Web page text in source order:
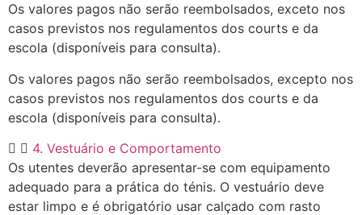
Os valores pagos não serão reembolsados, exceto nos
casos previstos nos regulamentos dos courts e da
escola (disponíveis para consulta).
Os valores pagos não serão reembolsados, excepto nos
casos previstos nos regulamentos dos courts e da
escola (disponíveis para consulta).
4. Vestuário e Comportamento
Os utentes deverão apresentar-se com equipamento
adequado para a prática do ténis. O vestuário deve
estar limpo e é obrigatório usar calçado com rasto